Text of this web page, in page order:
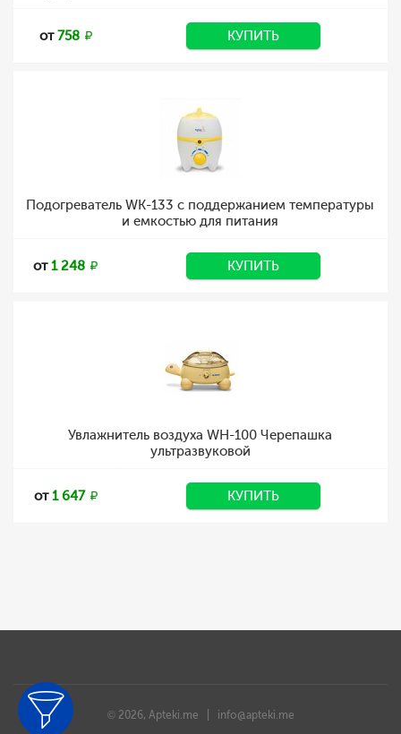
от758 КУПИТЬ
Подогреватель WK-133 с поддержанием температуры
и емкостью для питания
от1 248 КУПИТЬ
Увлажнитель воздуха WH-100 Черепашка
ультразвуковой
от1 647 КУПИТЬ
© 2026, Apteki.me | info@apteki.me